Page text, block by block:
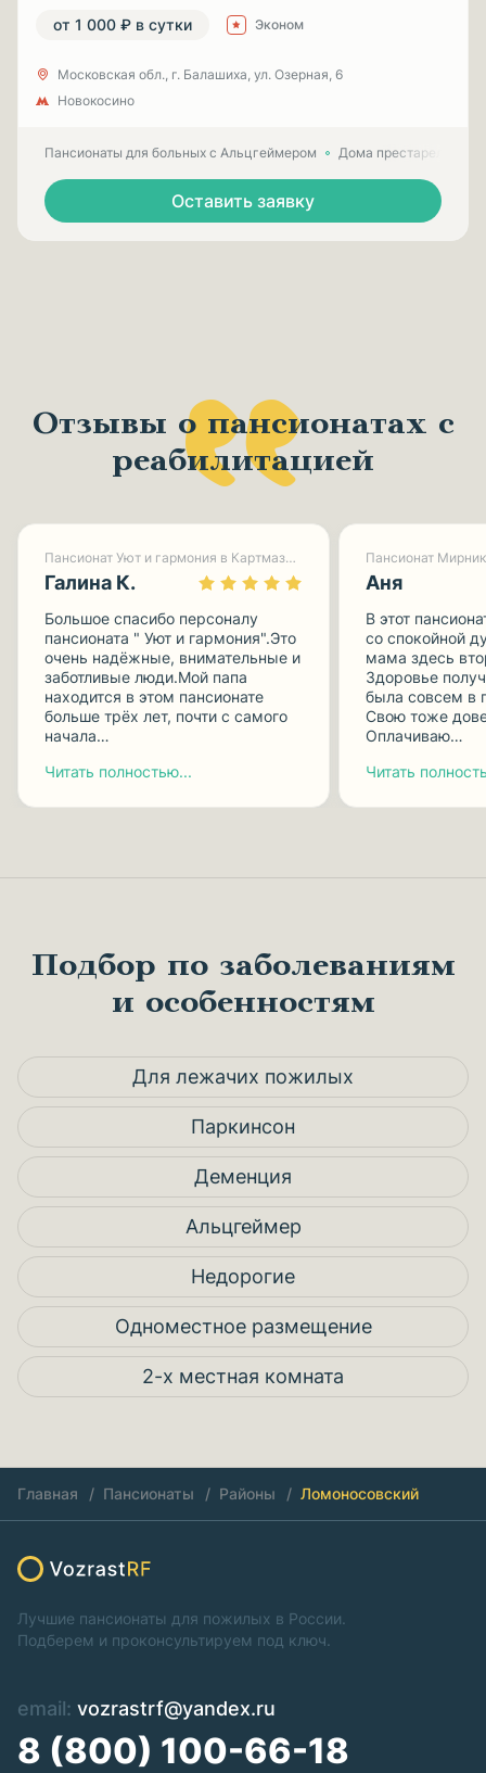
от 1 000 ₽ в сутки Эконом
Московская обл., г. Балашиха, ул. Озерная, 6
Новокосино
Пансионаты для больных с Альцгеймером Дома престарелых
Оставить заявку
Отзывы о пансионатах с
реабилитацией
Пансионат Уют и гармония в Картмазово-1
Галина К.
Большое спасибо персоналу
пансионата " Уют и гармония".Это
очень надёжные, внимательные и
заботливые люди.Мой папа
находится в этом пансионате
больше трёх лет, почти с самого
начала…
Читать полностью...
Пансионат
Аня
В этот
со спокойной
мама здесь
Здоровье
была совсем в
Свою тоже
Оплачиваю…
Читать
Подбор по заболеваниям
и особенностям
Для лежачих пожилых
Паркинсон
Деменция
Альцгеймер
Недорогие
Одноместное размещение
2-х местная комната
Главная Пансионаты Районы Ломоносовский
Лучшие пансионаты для пожилых в России.
Подберем и проконсультируем под ключ.
email: vozrastrf@yandex.ru
8 (800) 100-66-18